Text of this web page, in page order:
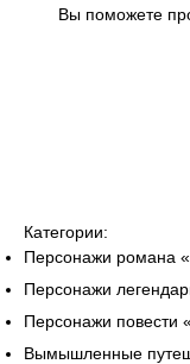
Вы поможете
Категории:
Персонажи романа
Персонажи
Персонажи повести
Вымышленные